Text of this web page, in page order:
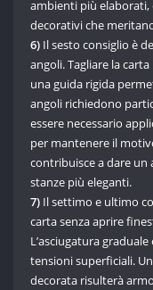
ambienti più elaborati,
decorativi che
6) Il sesto consiglio è
angoli. Tagliare la
una guida rigida
angoli richiedono
essere necessario
per mantenere il
contribuisce a dare
stanze più eleganti.
7) Il settimo e ultimo
carta senza aprire
L’asciugatura
tensioni superficiali.
decorata risulterà